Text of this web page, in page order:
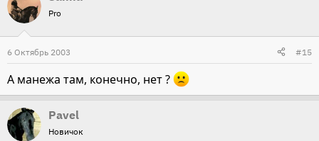
Pro
6 Октябрь 2003 #15
А манежа там, конечно, нет ?
Pavel
Новичок